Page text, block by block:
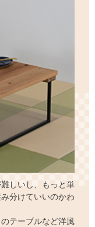
しいし、もっと単
分けていいのかわ
テーブルなど洋風